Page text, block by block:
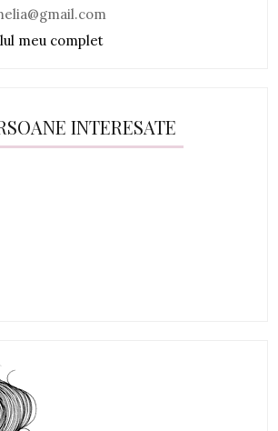
meu complet
INTERESATE